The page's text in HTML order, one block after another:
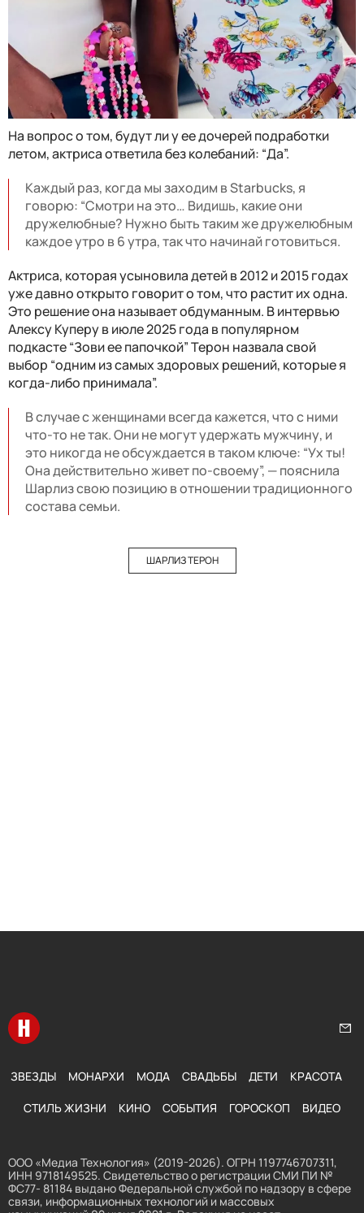
На вопрос о том, будут ли у ее дочерей подработки
летом, актриса ответила без колебаний: “Да”.
Каждый раз, когда мы заходим в Starbucks, я
говорю: “Смотри на это… Видишь, какие они
дружелюбные? Нужно быть таким же дружелюбным
каждое утро в 6 утра, так что начинай готовиться.
Актриса, которая усыновила детей в 2012 и 2015 годах
уже давно открыто говорит о том, что растит их одна.
Это решение она называет обдуманным. В интервью
Алексу Куперу в июле 2025 года в популярном
подкасте “Зови ее папочкой” Терон назвала свой
выбор “одним из самых здоровых решений, которые я
когда-либо принимала”.
В случае с женщинами всегда кажется, что с ними
что-то не так. Они не могут удержать мужчину, и
это никогда не обсуждается в таком ключе: “Ух ты!
Она действительно живет по-своему”, — пояснила
Шарлиз свою позицию в отношении традиционного
состава семьи.
ШАРЛИЗ ТЕРОН
Перейти на главную
ЗВЕЗДЫ МОНАРХИ МОДА СВАДЬБЫ ДЕТИ КРАСОТА
СТИЛЬ ЖИЗНИ КИНО СОБЫТИЯ ГОРОСКОП ВИДЕО
ООО «Медиа Технология» (2019-2026). ОГРН 1197746707311,
ИНН 9718149525. Свидетельство о регистрации СМИ ПИ №
ФС77- 81184 выдано Федеральной службой по надзору в сфере
связи, информационных технологий и массовых